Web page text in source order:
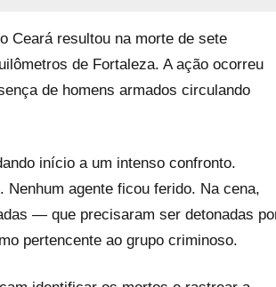
Ceará resultou na morte de sete
de Fortaleza. A ação ocorreu
de homens armados circulando
início a um intenso confronto.
agente ficou ferido. Na cena,
— que precisaram ser detonadas
pertencente ao grupo criminoso.